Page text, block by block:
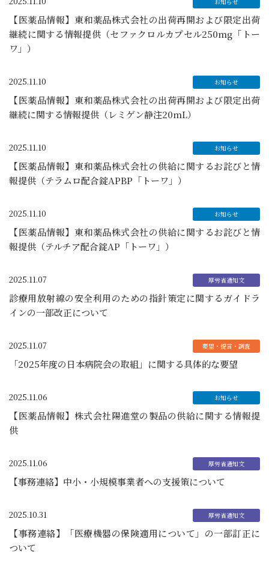
【医薬品情報】東和薬品株式会社の出荷再開および限定出荷
継続に関する情報提供（セファクロルカプセル250mg「トー
ワ」）
2025.11.10
【医薬品情報】東和薬品株式会社の出荷再開および限定出荷
継続に関する情報提供（レミゲン静注20mL）
2025.11.10
【医薬品情報】東和薬品株式会社の供給に関するお詫びと情
報提供（テラムロ配合錠APBP「トーワ」）
2025.11.10
【医薬品情報】東和薬品株式会社の供給に関するお詫びと情
報提供（テルチア配合錠AP「トーワ」）
2025.11.07
診療用放射線の安全利用のための指針策定に関するガイドラ
インの一部改正について
2025.11.07
「2025年度の日本病院会の取組」に関する具体的な要望
2025.11.06
【医薬品情報】株式会社陽進堂の製品の供給に関する情報提
供
2025.11.06
【事務連絡】中小・小規模事業者への支援策について
2025.10.31
【事務連絡】「医療機器の保険適用について」の一部訂正に
ついて